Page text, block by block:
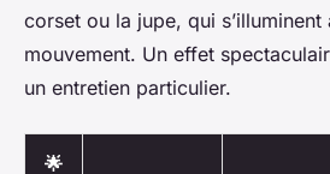
corset ou la jupe, qui s’illuminent
mouvement. Un effet
un entretien particulier.
🌟